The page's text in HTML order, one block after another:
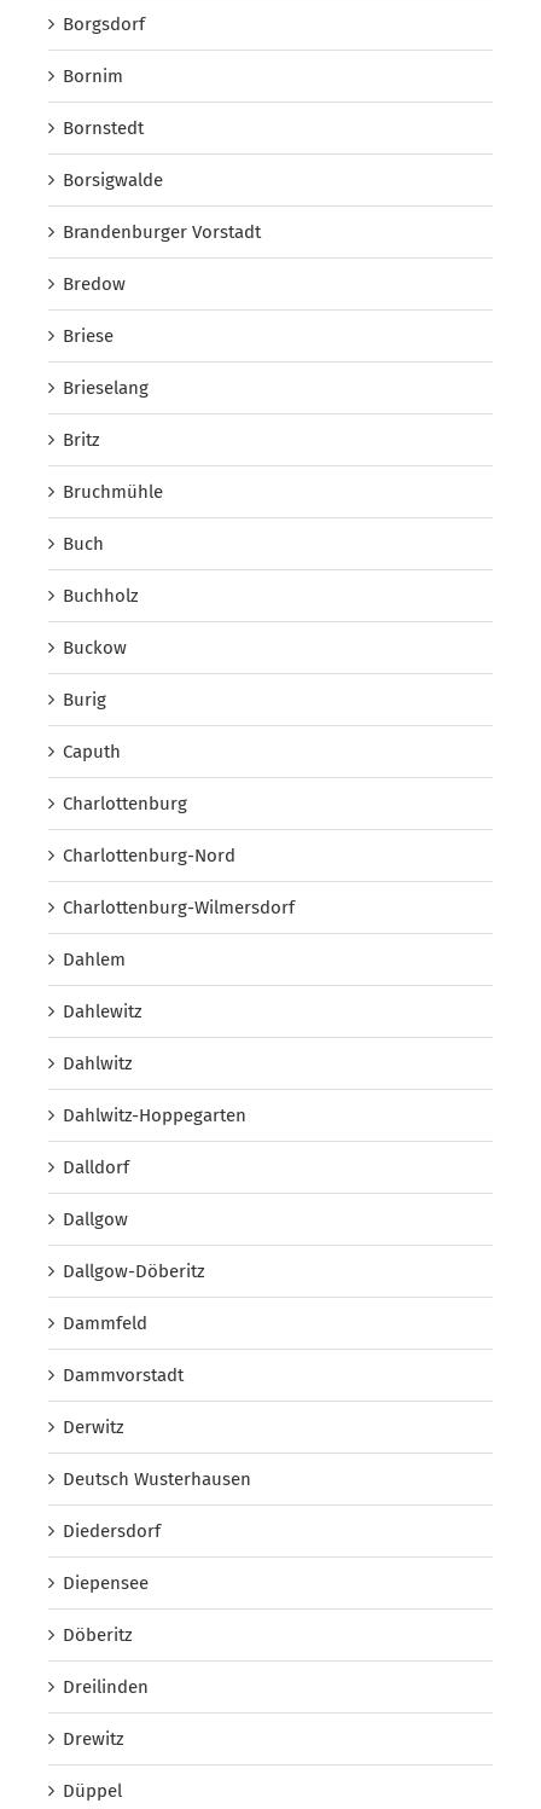
Borgsdorf
Bornim
Bornstedt
Borsigwalde
Brandenburger Vorstadt
Bredow
Briese
Brieselang
Britz
Bruchmühle
Buch
Buchholz
Buckow
Burig
Caputh
Charlottenburg
Charlottenburg-Nord
Charlottenburg-Wilmersdorf
Dahlem
Dahlewitz
Dahlwitz
Dahlwitz-Hoppegarten
Dalldorf
Dallgow
Dallgow-Döberitz
Dammfeld
Dammvorstadt
Derwitz
Deutsch Wusterhausen
Diedersdorf
Diepensee
Döberitz
Dreilinden
Drewitz
Düppel